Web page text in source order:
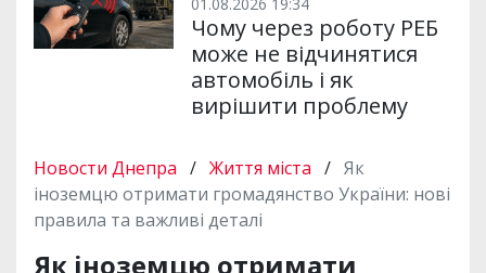
01.08.2026 19:34
Чому через роботу РЕБ
може не відчинятися
автомобіль і як
вирішити проблему
Новости Днепра / Життя міста / Як
іноземцю отримати громадянство України: нові
правила та важливі деталі
Як іноземцю отримати